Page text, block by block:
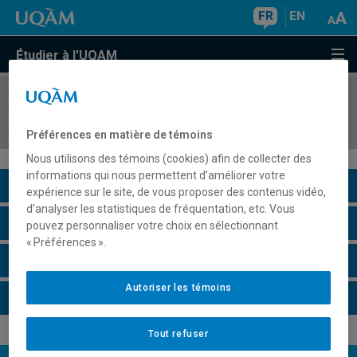
FR EN
Étudier à l'UQAM
COURS//
Description du cours
Horaire - Été 2026
Préférences en matière de témoins
Nous utilisons des témoins (cookies) afin de collecter des
informations qui nous permettent d’améliorer votre
expérience sur le site, de vous proposer des contenus vidéo,
d’analyser les statistiques de fréquentation, etc. Vous
pouvez personnaliser votre choix en sélectionnant
« Préférences ».
Tout refuser
Autoriser les témoins